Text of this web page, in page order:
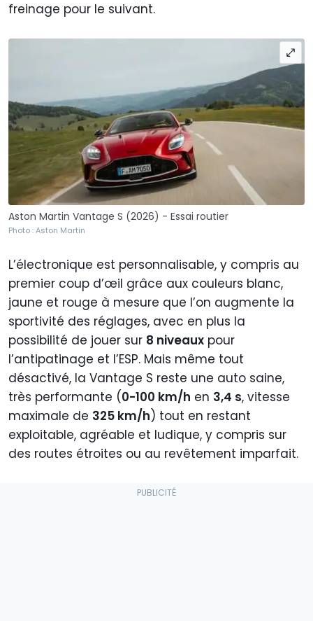
freinage pour le suivant.
Aston Martin Vantage S (2026) - Essai routier
Photo : Aston Martin
L’électronique est personnalisable, y compris au
premier coup d’œil grâce aux couleurs blanc,
jaune et rouge à mesure que l’on augmente la
sportivité des réglages, avec en plus la
possibilité de jouer sur 8 niveaux pour
l’antipatinage et l’ESP. Mais même tout
désactivé, la Vantage S reste une auto saine,
très performante (0-100 km/h en 3,4 s, vitesse
maximale de 325 km/h) tout en restant
exploitable, agréable et ludique, y compris sur
des routes étroites ou au revêtement imparfait.